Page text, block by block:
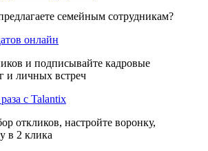
семейным сотрудникам?
онлайн
и подписывайте кадровые
и личных встреч
с Talantix
откликов, настройте воронку,
в 2 клика